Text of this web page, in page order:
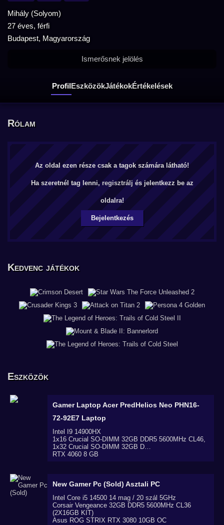
Mihály (Solyom)
27 éves, férfi
Budapest, Magyarország
ProfilEszközökJátékokÉrtékelések
Ismerősnek jelölés
Rólam
Az oldal ezen része csak a tagok számára látható!
Ha szeretnél tag lenni, regisztrálj és jelentkezz be az
oldalra!
Bejelentkezés
Kedvenc játékok
Eszközök
Gamer Laptop Acer PredHelios Neo PHN16-
72-92E7 Laptop
Intel I9 14900HX
1x16 Crucial SO-DIMM 32GB DDR5 5600MHz CL46,
1x32 Crucial SO-DIMM 32GB D…
RTX 4060 8 GB
New Gamer Pc (Sold) Asztali PC
Intel Core i5 14500 14 mag / 20 szál 5GHz
Corsair Vengeance 32GB DDR5 5600MHz CL36
(2X16GB KIT)
Asus ROG STRIX RTX 3080 10GB OC